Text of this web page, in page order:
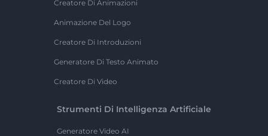
Creatore Di Animazioni
Animazione Del Logo
Creatore Di Introduzioni
Generatore Di Testo Animato
Creatore Di Video
Strumenti Di Intelligenza Artificiale
Generatore Video AI